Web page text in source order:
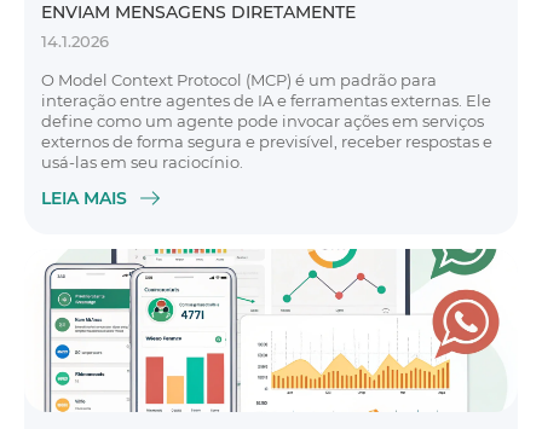
ENVIAM MENSAGENS DIRETAMENTE
14.1.2026
O Model Context Protocol (MCP) é um padrão para
interação entre agentes de IA e ferramentas externas. Ele
define como um agente pode invocar ações em serviços
externos de forma segura e previsível, receber respostas e
usá-las em seu raciocínio.
LEIA MAIS